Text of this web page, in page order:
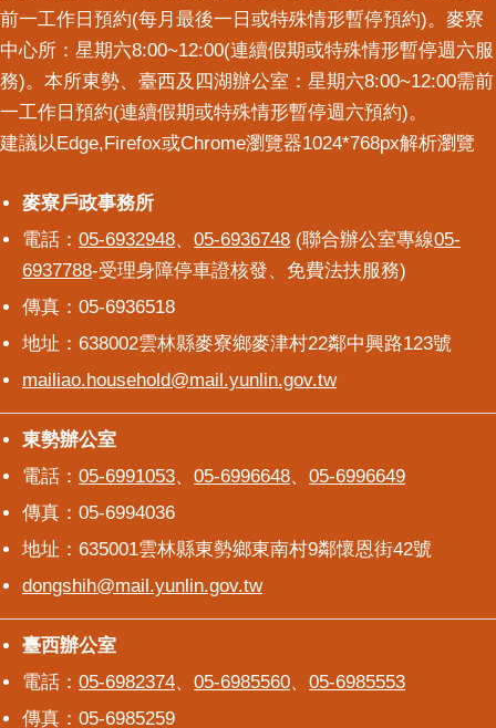
前一工作日預約(每月最後一日或特殊情形暫停預約)。麥寮
中心所：星期六8:00~12:00(連續假期或特殊情形暫停週六服
務)。本所東勢、臺西及四湖辦公室：星期六8:00~12:00需前
一工作日預約(連續假期或特殊情形暫停週六預約)。
建議以Edge,Firefox或Chrome瀏覽器1024*768px解析瀏覽
麥寮戶政事務所
麥寮戶政事務所
電話： 05-6932948、 05-6936748 (聯合辦公室專線05-
6937788-受理身障停車證核發、免費法扶服務)
傳真：05-6936518
地址：638002雲林縣麥寮鄉麥津村22鄰中興路123號
mailiao.household@mail.yunlin.gov.tw
東勢辦公室
東勢辦公室
電話： 05-6991053、 05-6996648、 05-6996649
傳真：05-6994036
地址：635001雲林縣東勢鄉東南村9鄰懷恩街42號
dongshih@mail.yunlin.gov.tw
臺西辦公室
臺西辦公室
電話： 05-6982374、 05-6985560、 05-6985553
傳真：05-6985259